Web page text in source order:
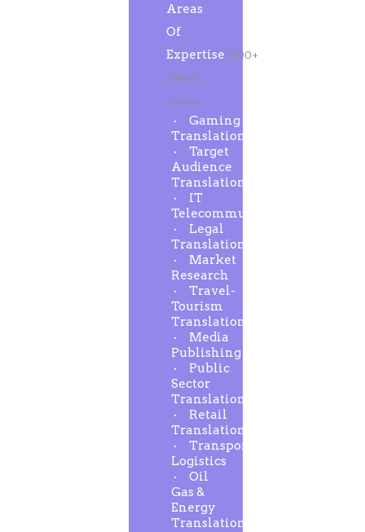
Areas
Of
Expertise1000+
Global
clients
Gaming
Translation
Target
Audience
Translation
IT
Telecommunication
Legal
Translation
Market
Research
Travel-
Tourism
Translation
Media
Publishing
Public
Sector
Translation
Retail
Translation
Transport-
Logistics
Oil
Gas &
Energy
Translation